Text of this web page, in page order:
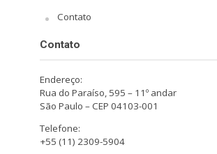
Contato
Contato
Endereço:
Rua do Paraíso, 595 – 11º andar
São Paulo – CEP 04103-001
Telefone:
+55 (11) 2309-5904